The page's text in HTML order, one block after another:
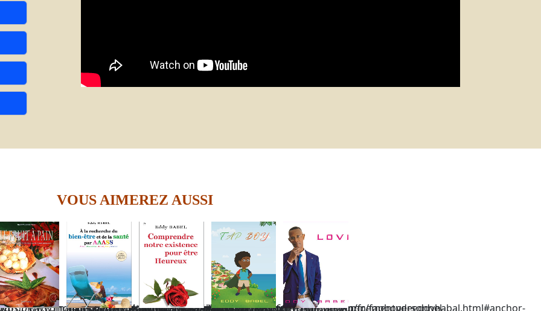
VOUS AIMEREZ AUSSI
fr/lefruitapain.html#anchor-top https://www.mouvtropical.com/fr/shop_bienetre-alarecherchedubienetreetdelasanteparaaass-14de00a6af034455bbc9f40574a3db157#washop-anchor-top https://www.mouvtropical.com/fr/shop_developpementpersonnel-comprendrenotreexistencepouretreheureux-1e1cb96232a2e4d3baf6d35ff5662e3aa#washop-anchor-top https://www.mouvtropical.com/fr/fapboydeeddybabal.html#anchor-top